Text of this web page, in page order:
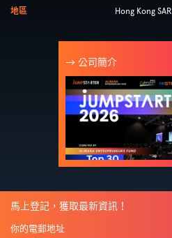
地區
Hong Kong SAR
→ 公司簡介
馬上登記，獲取最新資訊！